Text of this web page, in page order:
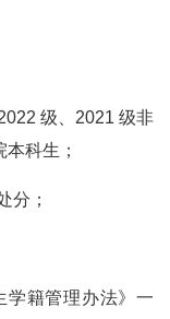
级、2021 级非
科生；
分；
学籍管理办法》一